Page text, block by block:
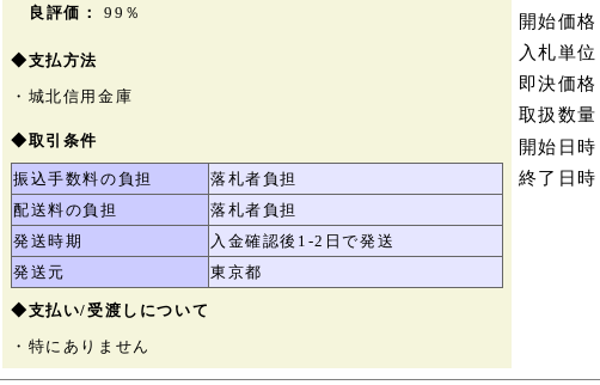
開始価格
入札単位
即決価格
取扱数量
開始日時
終了日時
良評価：
99％
◆支払方法
・城北信用金庫
◆取引条件
振込手数料の負担
落札者負担
配送料の負担
落札者負担
発送時期
入金確認後1-2日で発送
発送元
東京都
◆支払い/受渡しについて
・特にありません